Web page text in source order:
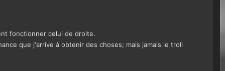
fonctionner celui de droite.
que j'arrive à obtenir des choses; mais jamais le troll